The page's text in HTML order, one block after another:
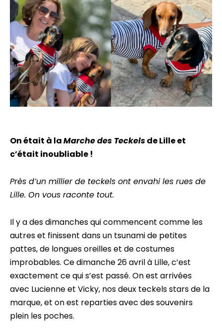
On était à laMarche des Teckelsde Lille et
c’était inoubliable !
Près d’un millier de teckels ont envahi les rues de
Lille. On vous raconte tout.
Il y a des dimanches qui commencent comme les
autres et finissent dans un tsunami de petites
pattes, de longues oreilles et de costumes
improbables. Ce dimanche 26 avril à Lille, c’est
exactement ce qui s’est passé. On est arrivées
avec Lucienne et Vicky, nos deux teckels stars de la
marque, et on est reparties avec des souvenirs
plein les poches.